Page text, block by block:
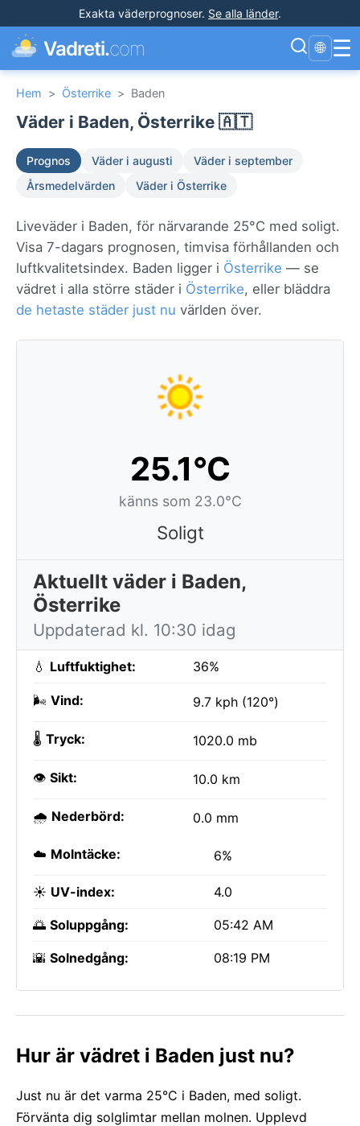
Exakta väderprognoser. Se alla länder.
Vadreti.com 🌐 ☰
Hem > Österrike > Baden
Väder i Baden, Österrike 🇦🇹
Prognos Väder i augusti
Väder i september
Årsmedelvärden
Väder i Österrike
Liveväder i Baden, för närvarande 25°C med soligt.
Visa 7-dagars prognosen, timvisa förhållanden och
luftkvalitetsindex. Baden ligger i Österrike — se
vädret i alla större städer i Österrike, eller bläddra
de hetaste städer just nu världen över.
25.1°C
känns som 23.0°C
Soligt
Aktuellt väder i Baden,
Österrike
Uppdaterad kl. 10:30 idag
💧 Luftfuktighet: 36%
🌬️ Vind: 9.7 kph (120°)
🌡️ Tryck: 1020.0 mb
👁️ Sikt: 10.0 km
🌧️ Nederbörd: 0.0 mm
☁️ Molntäcke: 6%
☀️ UV-index: 4.0
🌅 Soluppgång: 05:42 AM
🌇 Solnedgång: 08:19 PM
Hur är vädret i Baden just nu?
Just nu är det varma 25°C i Baden, med soligt.
Förvänta dig solglimtar mellan molnen. Upplevd